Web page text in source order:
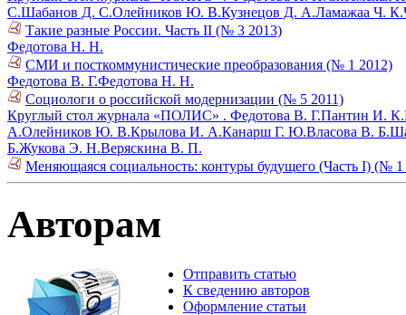
С.Шабанов Д. С.Олейников Ю. В.Кузнецов Д. А.Ламажаа Ч. К.
Такие разные России. Часть II (№ 3 2013)
Федотова Н. Н.
СМИ и посткоммунистические преобразования (№ 1 2012)
Федотова В. Г.Федотова Н. Н.
Социологи о российской модернизации (№ 5 2011)
Круглый стол журнала «ПОЛИС» . Федотова В. Г.Пантин И. К.
А.Олейников Ю. В.Крылова И. А.Канарш Г. Ю.Власова В. Б.
Б.Жукова Э. Н.Веряскина В. П.
Меняющаяся социальность: контуры будущего (Часть I) (№ 1
Авторам
Отправить статью
К сведению авторов
Оформление статьи